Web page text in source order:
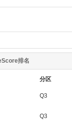
排名
分区
Q3
Q3